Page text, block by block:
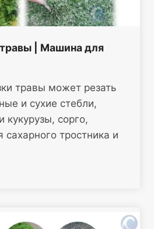
| Машина для
травы может резать
и сухие стебли,
кукурузы, сорго,
тростника и